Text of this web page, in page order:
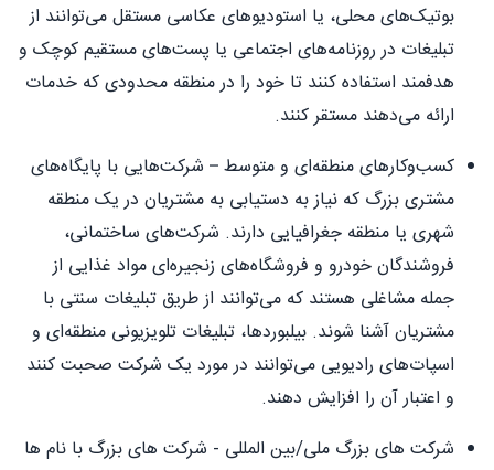
بوتیک‌های محلی، یا استودیوهای عکاسی مستقل می‌توانند از
تبلیغات در روزنامه‌های اجتماعی یا پست‌های مستقیم کوچک و
هدفمند استفاده کنند تا خود را در منطقه محدودی که خدمات
ارائه می‌دهند مستقر کنند.
کسب‌وکارهای منطقه‌ای و متوسط – شرکت‌هایی با پایگاه‌های
مشتری بزرگ که نیاز به دستیابی به مشتریان در یک منطقه
شهری یا منطقه جغرافیایی دارند. شرکت‌های ساختمانی،
فروشندگان خودرو و فروشگاه‌های زنجیره‌ای مواد غذایی از
جمله مشاغلی هستند که می‌توانند از طریق تبلیغات سنتی با
مشتریان آشنا شوند. بیلبوردها، تبلیغات تلویزیونی منطقه‌ای و
اسپات‌های رادیویی می‌توانند در مورد یک شرکت صحبت کنند
و اعتبار آن را افزایش دهند.
شرکت های بزرگ ملی/بین المللی - شرکت های بزرگ با نام ها